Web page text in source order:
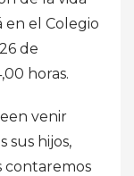
en el Colegio
de
horas.
venir
sus hijos,
contaremos